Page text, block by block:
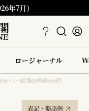
年7月）
ロージャーナル
55・7・4民集34巻4号570頁
表記・略語例